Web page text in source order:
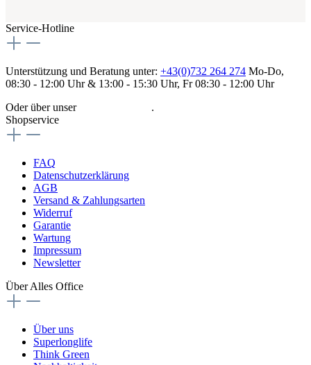
Service-Hotline
Unterstützung und Beratung unter: +43(0)732 264 274 Mo-Do,
08:30 - 12:00 Uhr & 13:00 - 15:30 Uhr, Fr 08:30 - 12:00 Uhr
Oder über unser
.
Shopservice
FAQ
Datenschutzerklärung
AGB
Versand & Zahlungsarten
Widerruf
Garantie
Wartung
Impressum
Newsletter
Über Alles Office
Über uns
Superlonglife
Think Green